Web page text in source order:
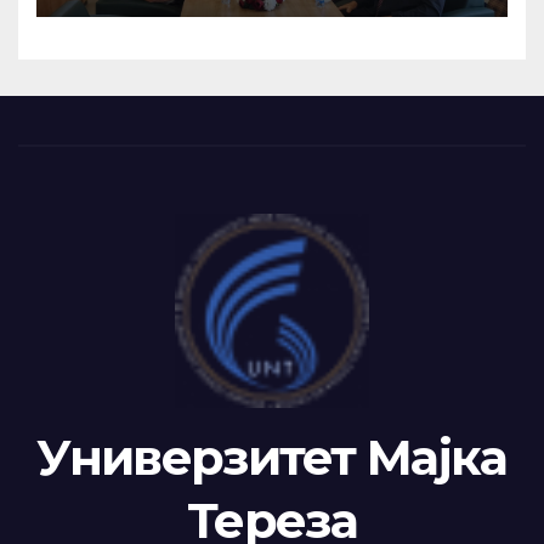
РАБОТНА СРЕДБА СО
Универзитет Мајка
Тереза